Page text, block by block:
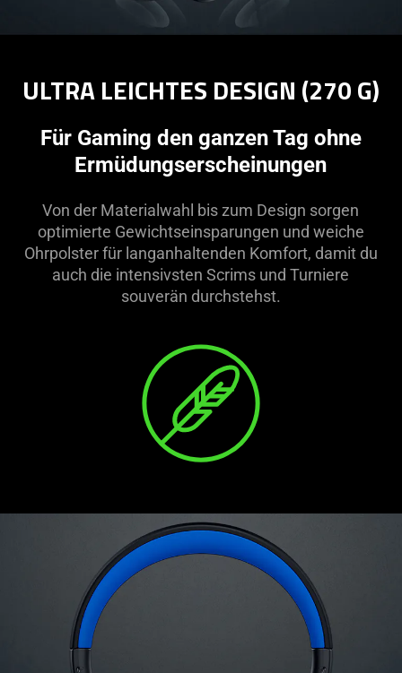
ULTRA LEICHTES DESIGN (270 G)
Für Gaming den ganzen Tag ohne
Ermüdungserscheinungen
Von der Materialwahl bis zum Design sorgen
optimierte Gewichtseinsparungen und weiche
Ohrpolster für langanhaltenden Komfort, damit du
auch die intensivsten Scrims und Turniere
souverän durchstehst.